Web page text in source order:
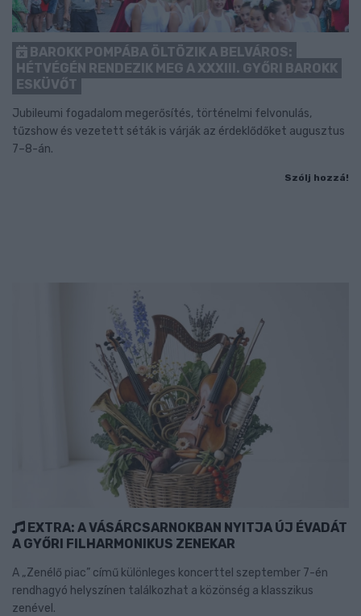
BAROKK POMPÁBA ÖLTÖZIK A BELVÁROS:
HÉTVÉGÉN RENDEZIK MEG A XXXIII. GYŐRI BAROKK
ESKÜVŐT
Jubileumi fogadalom megerősítés, történelmi felvonulás,
tűzshow és vezetett séták is várják az érdeklődőket augusztus
7–8-án.
Szólj hozzá!
EXTRA: A VÁSÁRCSARNOKBAN NYITJA ÚJ ÉVADÁT
A GYŐRI FILHARMONIKUS ZENEKAR
A „Zenélő piac” című különleges koncerttel szeptember 7-én
rendhagyó helyszínen találkozhat a közönség a klasszikus
zenével.